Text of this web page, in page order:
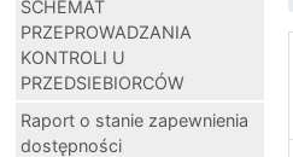
SCHEMAT
PRZEPROWADZANIA
KONTROLI U
PRZEDSIEBIORCÓW
Raport o stanie zapewnienia
dostępności